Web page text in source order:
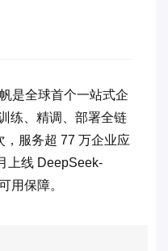
是全球首个一站式企
练、精调、部署全链
，服务超 77 万企业应
上线 DeepSeek-
用保障。